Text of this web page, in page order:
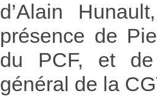
d’Alain
présence de
du PCF, et de
général de la